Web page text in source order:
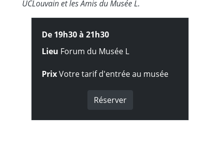
UCLouvain et les Amis du Musée L.
De 19h30 à 21h30
Lieu Forum du Musée L
PrixVotre tarif d'entrée au musée
Réserver